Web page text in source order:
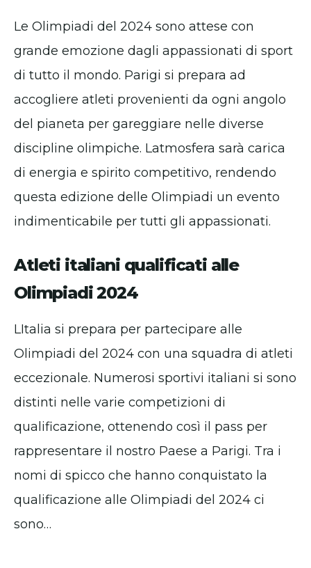
Le Olimpiadi del 2024 sono attese con
grande emozione dagli appassionati di sport
di tutto il mondo. Parigi si prepara ad
accogliere atleti provenienti da ogni angolo
del pianeta per gareggiare nelle diverse
discipline olimpiche. Latmosfera sarà carica
di energia e spirito competitivo, rendendo
questa edizione delle Olimpiadi un evento
indimenticabile per tutti gli appassionati.
Atleti italiani qualificati alle
Olimpiadi 2024
LItalia si prepara per partecipare alle
Olimpiadi del 2024 con una squadra di atleti
eccezionale. Numerosi sportivi italiani si sono
distinti nelle varie competizioni di
qualificazione, ottenendo così il pass per
rappresentare il nostro Paese a Parigi. Tra i
nomi di spicco che hanno conquistato la
qualificazione alle Olimpiadi del 2024 ci
sono…